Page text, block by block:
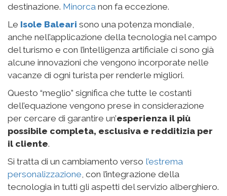
destinazione. Minorca non fa eccezione.
Le Isole Baleari sono una potenza mondiale,
anche nell’applicazione della tecnologia nel campo
del turismo e con l’intelligenza artificiale ci sono già
alcune innovazioni che vengono incorporate nelle
vacanze di ogni turista per renderle migliori.
Questo “meglio” significa che tutte le costanti
dell’equazione vengono prese in considerazione
per cercare di garantire un’esperienza il più
possibile completa, esclusiva e redditizia per
il cliente.
Si tratta di un cambiamento verso l’estrema
personalizzazione, con l’integrazione della
tecnologia in tutti gli aspetti del servizio alberghiero.